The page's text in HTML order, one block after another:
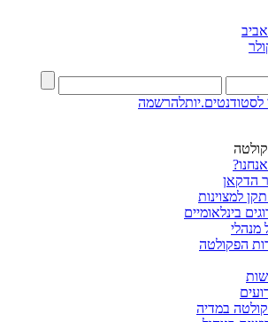
לסטודנטים.יותלהרשמה
הדקאן
למצוינות
בינלאומיים
מנהלי
הפקולטה
במדיה